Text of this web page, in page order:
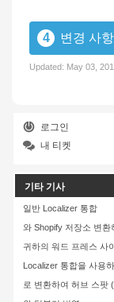
4 변경 사
Updated: May 03,
로그인
내 티켓
기타 기사
일반 Localizer 통합
와 Shopify 저장소 변환
귀하의 워드 프레스 사
Localizer 통합을 사용
로 변환하여 허브 스팟